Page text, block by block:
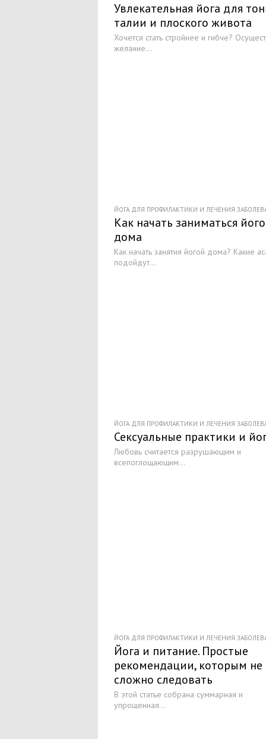
Увлекательная йога для
талии и плоского живота
Хочется стать стройнее и гибче?
желание...
ЙОГА ДЛЯ ПРОФИЛАКТИКИ И ЛЕЧЕНИЯ
Как начать заниматься
дома
Как начать занятия йогой дома? Какие
подойдут...
ЙОГА ДЛЯ ПРОФИЛАКТИКИ И ЛЕЧЕНИЯ
Сексуальные практики и
Любовь считается разрушающим и
всепоглощающим...
ЙОГА ДЛЯ ПРОФИЛАКТИКИ И ЛЕЧЕНИЯ
Йога и питание. Простые
рекомендации, которым не
сложно следовать
В этой статье собрана суммарная и
упрощенная...